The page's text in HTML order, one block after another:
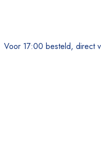
Voor 17:00 besteld, direct